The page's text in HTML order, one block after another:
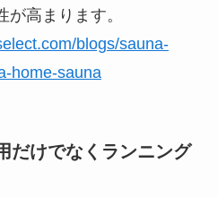
が高まります。
blogs/sauna-
home-sauna
だけでなくランニング